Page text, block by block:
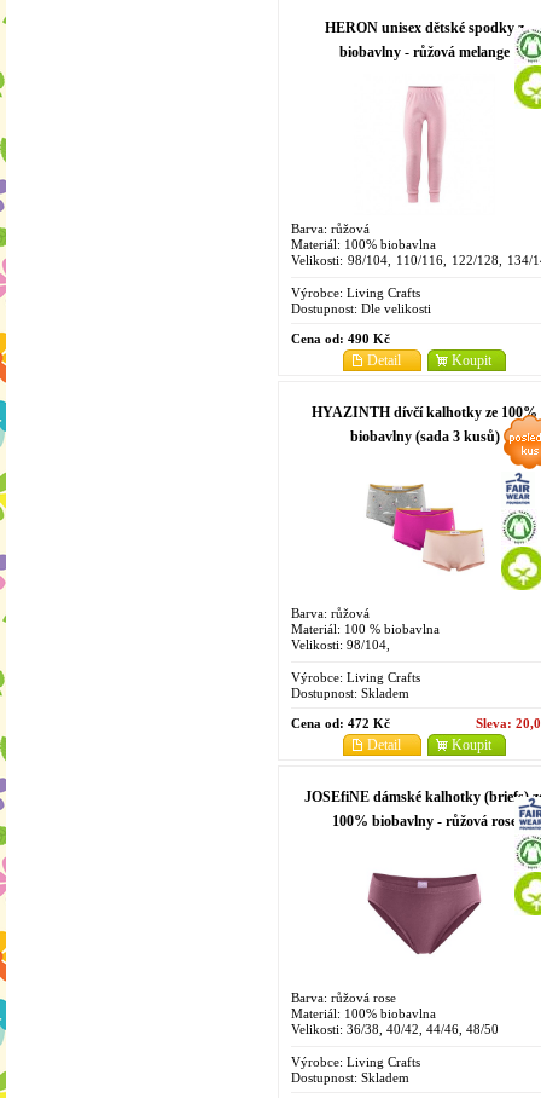
HERON unisex dětské spodky z
biobavlny - růžová melange
Barva: růžová
Materiál: 100% biobavlna
Velikosti: 98/104, 110/116, 122/128, 134/
Výrobce: Living Crafts
Dostupnost: Dle velikosti
Cena od: 490 Kč
Koupit
Detail
HYAZINTH dívčí kalhotky ze 100%
biobavlny (sada 3 kusů)
Barva: růžová
Materiál: 100 % biobavlna
Velikosti: 98/104,
Výrobce: Living Crafts
Dostupnost: Skladem
Cena od: 472 Kč Sleva:
Koupit
Detail
JOSEfiNE dámské kalhotky (briefs)
100% biobavlny - růžová rose
Barva: růžová rose
Materiál: 100% biobavlna
Velikosti: 36/38, 40/42, 44/46, 48/50
Výrobce: Living Crafts
Dostupnost: Skladem